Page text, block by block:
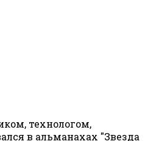
технологом,
в альманахах "Звезда